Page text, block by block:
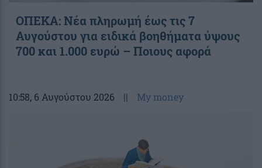
ΟΠΕΚΑ: Νέα πληρωμή έως τις 7
Αυγούστου για ειδικά βοηθήματα ύψους
700 και 1.000 ευρώ – Ποιους αφορά
10:58, 6 Αυγούστου 2026 || My money